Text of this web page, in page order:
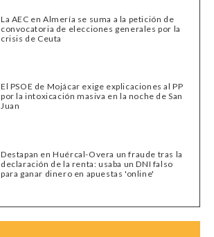
La AEC en Almería se suma a la petición de
convocatoria de elecciones generales por la
crisis de Ceuta
El PSOE de Mojácar exige explicaciones al PP
por la intoxicación masiva en la noche de San
Juan
Destapan en Huércal-Overa un fraude tras la
declaración de la renta: usaba un DNI falso
para ganar dinero en apuestas 'online'